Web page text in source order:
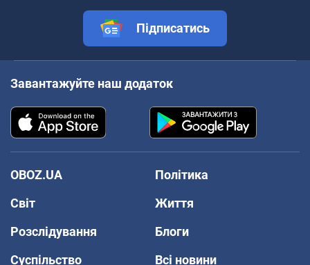
Підписатись
Завантажуйте наш додаток
OBOZ.UA
Політика
Світ
Життя
Розслідування
Блоги
Суспільство
Всі новини